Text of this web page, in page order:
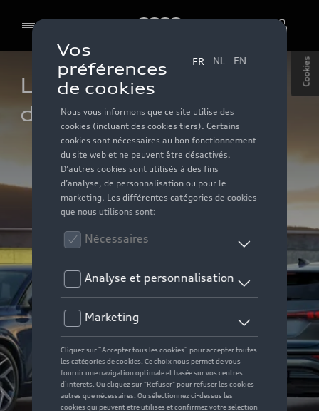
Cookies
La gamme électrique
de Audi